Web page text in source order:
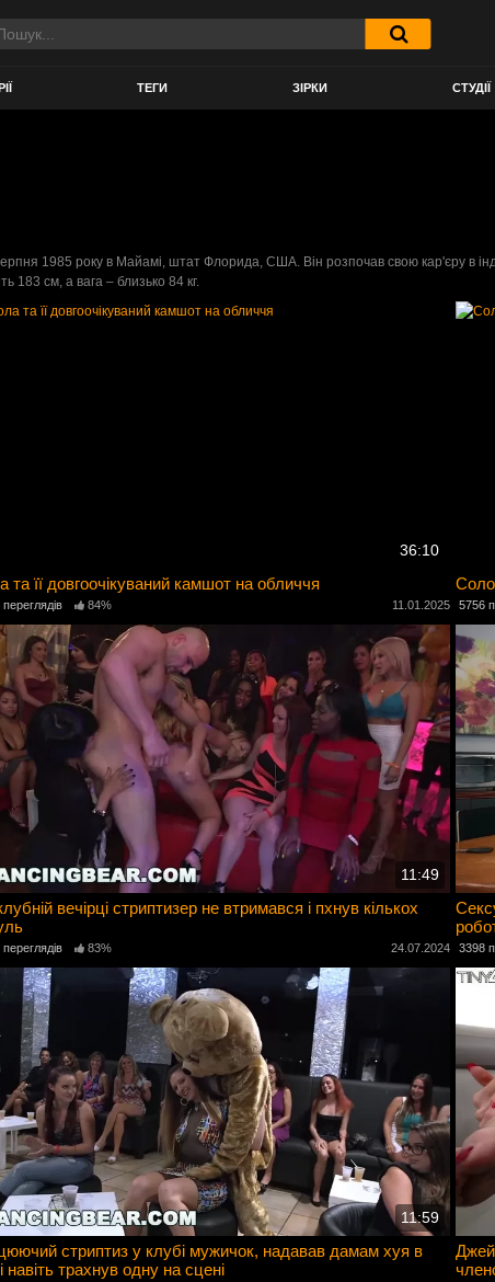
ТЕГИ ЗІРКИ СТУДІЇ
1985 року в Майамі, штат Флорида, США. Він розпочав свою кар'єру в
183 см, а вага – близько 84 кг.
36:10
та її довгоочікуваний камшот на обличчя
84% 11.01.2025 5756
11:49
вечірці стриптизер не втримався і пхнув кількох
83% 24.07.2024 3398
11:59
стриптиз у клубі мужичок, надавав дамам хуя в
навіть трахнув одну на сцені
Джей